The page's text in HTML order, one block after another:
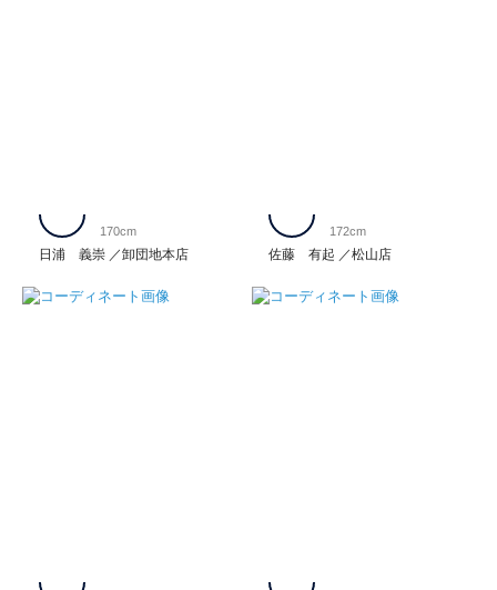
日浦 義崇 卸団地本店
170cm
佐藤 有起 松山店
172cm